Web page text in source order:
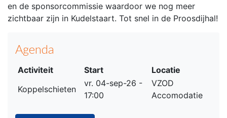
en de sponsorcommissie waardoor we nog meer
zichtbaar zijn in Kudelstaart. Tot snel in de Proosdijhal!
Agenda
Activiteit Start
Locatie
Koppelschieten
vr. 04-sep-26 -
17:00
VZOD
Accomodatie